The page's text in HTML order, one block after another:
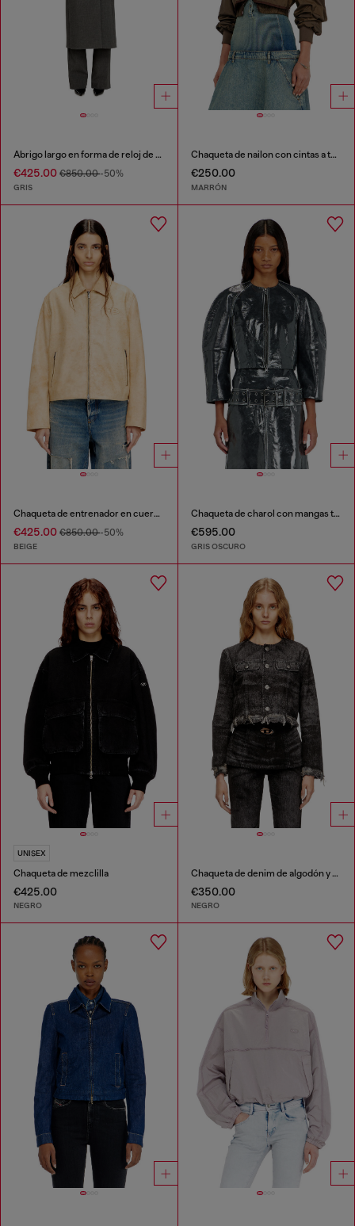
Abrigo largo en forma de reloj de arena con capucha de punto
€425.00 €850.00-50%
GRIS
Chaqueta de nailon con cintas a tono
€250.00
MARRÓN
Chaqueta de entrenador en cuero tratado
€425.00 €850.00-50%
BEIGE
Chaqueta de charol con mangas tipo capullo
€595.00
GRIS OSCURO
UNISEX
Chaqueta de mezclilla
€425.00
NEGRO
Chaqueta de denim de algodón y cáñamo grabado con láser
€350.00
NEGRO